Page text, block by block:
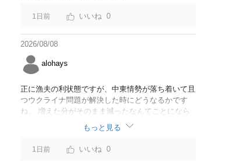
1日前 0
2026/08/08
alohays
正に漁夫の利状態ですが、中東情勢が落ち着いて且
つウクライナ問題が解決した時にどうなるかです
ね。 増えた分がそのまま減ったなんてことになら
なければいいですが。
もっと見る
1日前 0